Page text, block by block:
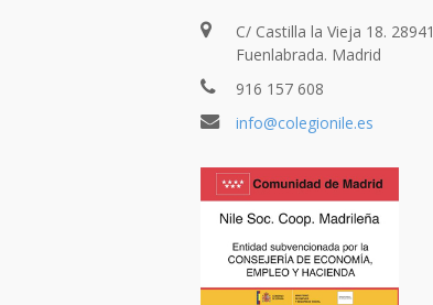
C/ Castilla la Vieja 18. 28941
Fuenlabrada. Madrid
916 157 608
info@colegionile.es